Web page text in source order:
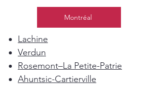
Montréal
Lachine
Verdun
Rosemont–La Petite-Patrie
Ahuntsic-Cartierville